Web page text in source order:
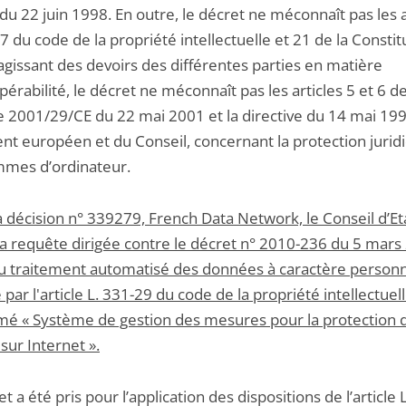
22 juin 1998. En outre, le décret ne méconnaît pas les
du code de la propriété intellectuelle et 21 de la
des devoirs des différentes parties en matière
le décret ne méconnaît pas les articles 5 et 6
2001/29/CE du 22 mai 2001 et la directive du 14 mai
européen et du Conseil, concernant la protection
d’ordinateur.
décision n° 339279, French Data Network, le Conseil
requête dirigée contre le décret n° 2010-236 du 5
traitement automatisé des données à caractère
par l'article L. 331-29 du code de la propriété
« Système de gestion des mesures pour la protection
Internet ».
a été pris pour l’application des dispositions de l’article